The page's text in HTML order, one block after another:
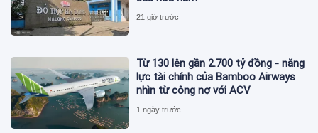
21 giờ trước
Từ 130 lên gần 2.700 tỷ đồng - năng
lực tài chính của Bamboo Airways
nhìn từ công nợ với ACV
1 ngày trước